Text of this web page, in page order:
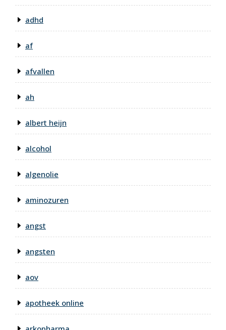
adhd
af
afvallen
ah
albert heijn
alcohol
algenolie
aminozuren
angst
angsten
aov
apotheek online